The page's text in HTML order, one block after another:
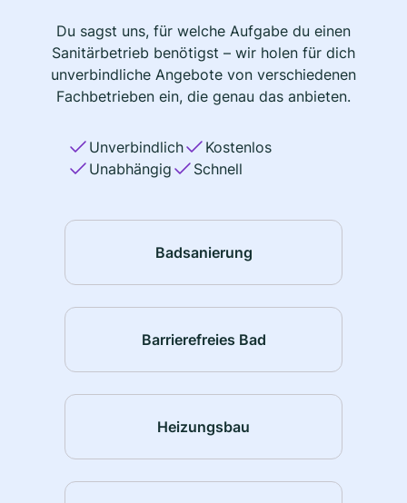
Du sagst uns, für welche Aufgabe du einen
Sanitärbetrieb benötigst – wir holen für dich
unverbindliche Angebote von verschiedenen
Fachbetrieben ein, die genau das anbieten.
Unverbindlich
Kostenlos
Unabhängig
Schnell
Badsanierung
Barrierefreies Bad
Heizungsbau